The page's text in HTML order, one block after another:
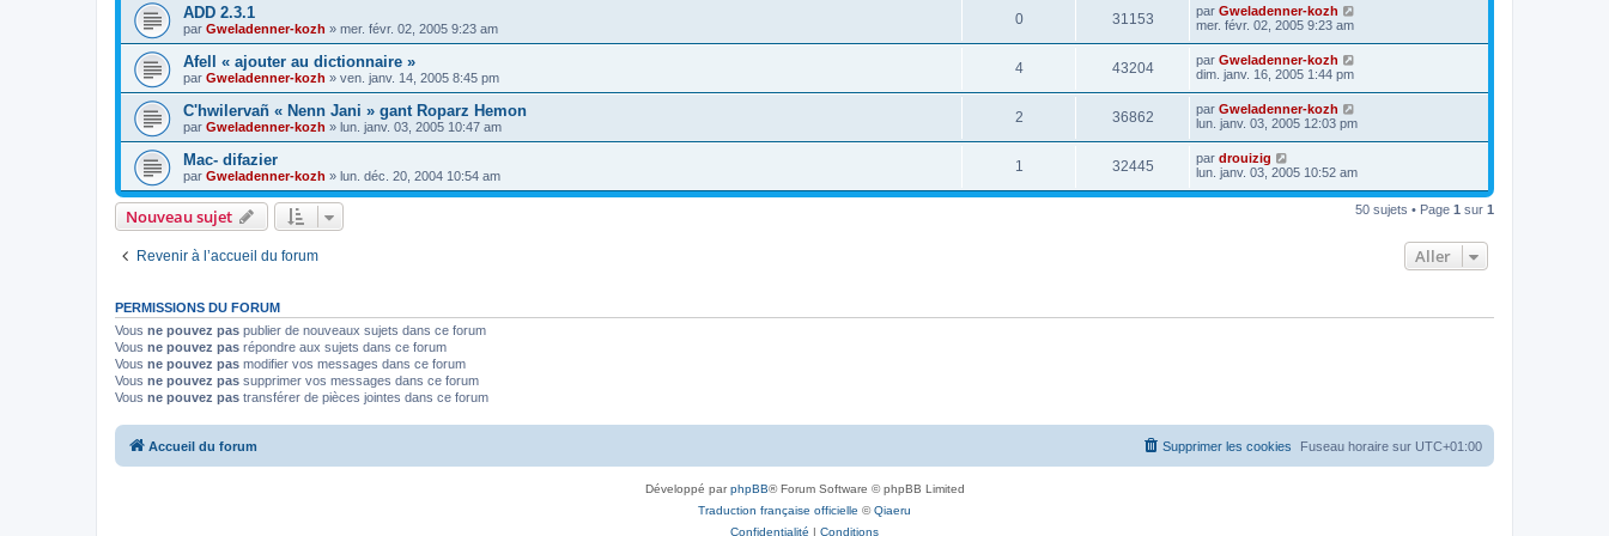
ADD 2.3.1
par Gweladenner-kozh » mer. févr. 02, 2005 9:23 am
0 31153 par Gweladenner-kozh
mer. févr. 02, 2005 9:23 am
Afell « ajouter au dictionnaire »
par Gweladenner-kozh » ven. janv. 14, 2005 8:45 pm
4 43204 par Gweladenner-kozh
dim. janv. 16, 2005 1:44 pm
C'hwilervañ « Nenn Jani » gant Roparz Hemon
par Gweladenner-kozh » lun. janv. 03, 2005 10:47 am
2 36862 par Gweladenner-kozh
lun. janv. 03, 2005 12:03 pm
Mac- difazier
par Gweladenner-kozh » lun. déc. 20, 2004 10:54 am
1 32445 par drouizig
lun. janv. 03, 2005 10:52 am
Nouveau sujet 50 sujets • Page 1 sur 1
Revenir à l’accueil du forum Aller
PERMISSIONS DU FORUM
Vous ne pouvez pas publier de nouveaux sujets dans ce forum
Vous ne pouvez pas répondre aux sujets dans ce forum
Vous ne pouvez pas modifier vos messages dans ce forum
Vous ne pouvez pas supprimer vos messages dans ce forum
Vous ne pouvez pas transférer de pièces jointes dans ce forum
Accueil du forum Fuseau horaire sur UTC+01:00
Supprimer les cookies
Développé parphpBB® Forum Software © phpBB Limited
Traduction française officielle ©Qiaeru
Confidentialité | Conditions